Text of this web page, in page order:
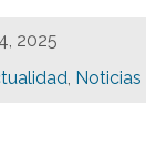
2025
, Noticias